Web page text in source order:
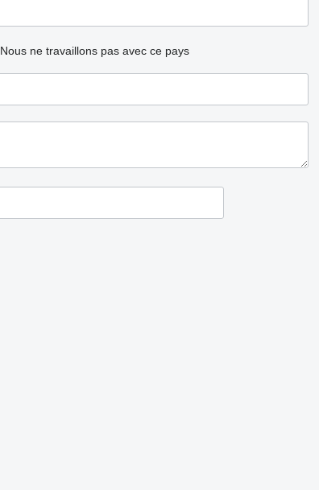
Nous ne travaillons pas avec ce pays